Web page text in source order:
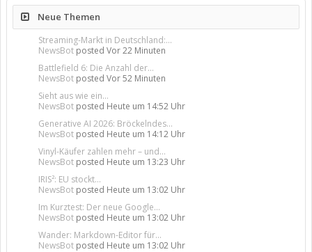
Neue Themen
Streaming-Markt in Deutschland:...
NewsBot posted Vor 22 Minuten
Battlefield 6: Die Anzahl der...
NewsBot posted Vor 52 Minuten
Sieht aus wie ein...
NewsBot posted Heute um 14:52 Uhr
Generative AI 2026: Bröckelndes...
NewsBot posted Heute um 14:12 Uhr
Vinyl-Käufer zahlen mehr – und...
NewsBot posted Heute um 13:23 Uhr
IRIS²: EU stockt...
NewsBot posted Heute um 13:02 Uhr
Im Kurztest: Der neue Google...
NewsBot posted Heute um 13:02 Uhr
Wander: Markdown-Editor für...
NewsBot posted Heute um 13:02 Uhr